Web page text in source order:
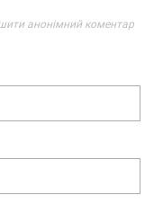
анонiмний коментар